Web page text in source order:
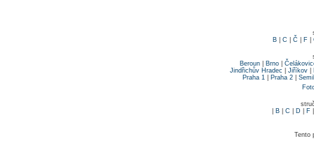
B
C Č F
Beroun| Brno|
Jindřichův Hradec
Jiříkov
Praha 1
Praha 2
B| C D F
Tento